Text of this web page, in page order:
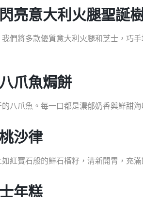
亮意大利火腿聖誕
們將多款優質意大利火腿和芝士，巧
爪魚焗餅
八爪魚。每一口都是濃郁奶香與鮮甜
沙律
紅寶石般的鮮石榴籽，清新開胃，充滿
年糕